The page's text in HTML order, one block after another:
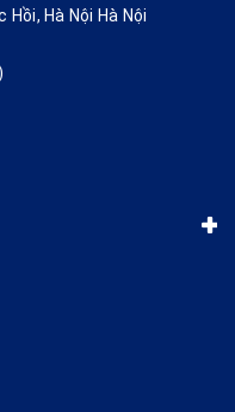
Hà Nội Hà Nội